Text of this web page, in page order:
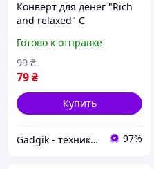
Конверт для денег "Rich
and relaxed" C
Готово к отправке
79₴
99 ₴
Купить
Gadgik - техника и аксессуары 97%